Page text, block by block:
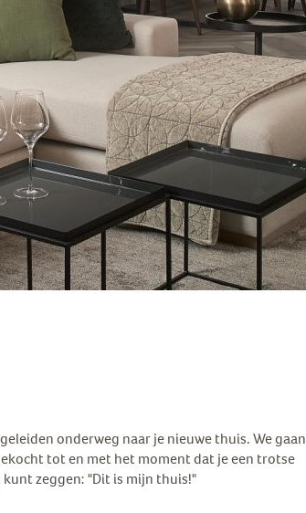
onderweg naar je nieuwe thuis. We gaan
tot en met het moment dat je een trotse
zeggen: "Dit is mijn thuis!"